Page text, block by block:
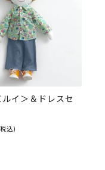
ルイ＞＆ドレスセ
込)